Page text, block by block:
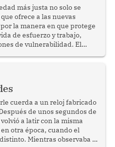
más justa no solo se
ofrece a las nuevas
la manera en que protege
de esfuerzo y trabajo,
de vulnerabilidad. El
los beneficiarios del
de fortalecer las políticas
mayores en pobreza.
cuerda a un reloj fabricado
de unos segundos de
a latir con la misma
otra época, cuando el
Mientras observaba el